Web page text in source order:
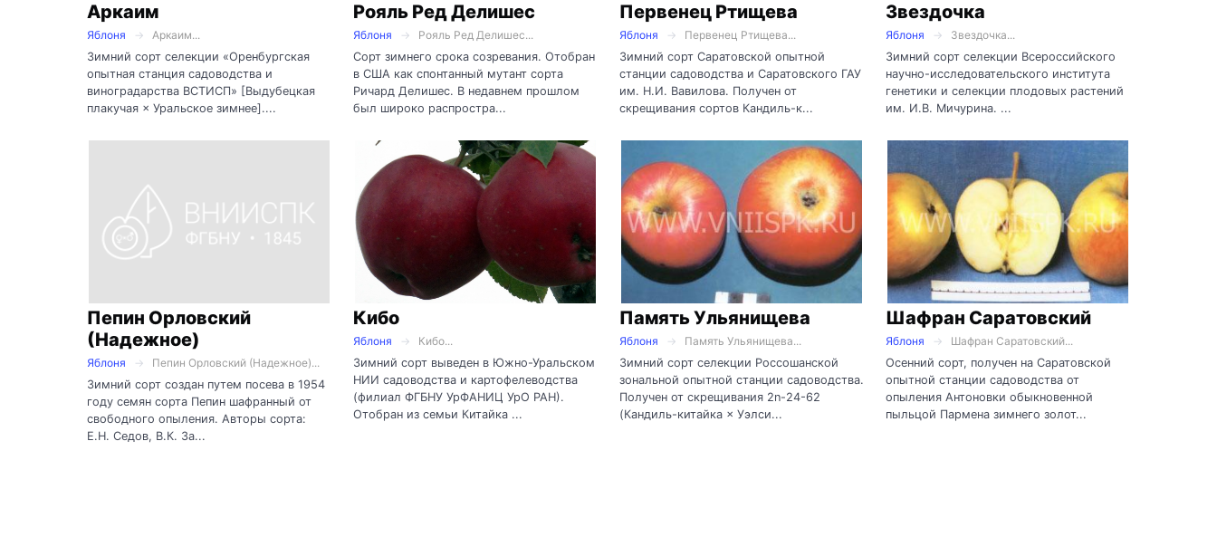
Аркаим
Яблоня
Аркаим...
Зимний сорт селекции «Оренбургская
опытная станция садоводства и
виноградарства ВСТИСП» [Выдубецкая
плакучая × Уральское зимнее]....
Рояль Ред Делишес
Яблоня
Рояль Ред Делишес...
Сорт зимнего срока созревания. Отобран
в США как спонтанный мутант сорта
Ричард Делишес. В недавнем прошлом
был широко распростра...
Первенец Ртищева
Яблоня
Первенец Ртищева...
Зимний сорт Саратовской опытной
станции садоводства и Саратовского ГАУ
им. Н.И. Вавилова. Получен от
скрещивания сортов Кандиль-к...
Звездочка
Яблоня
Звездочка...
Зимний сорт селекции Всероссийского
научно-исследовательского института
генетики и селекции плодовых растений
им. И.В. Мичурина. ...
Пепин Орловский
(Надежное)
Яблоня
Пепин Орловский (Надежное)...
Зимний сорт создан путем посева в 1954
году семян сорта Пепин шафранный от
свободного опыления. Авторы сорта:
Е.Н. Седов, В.К. За...
Кибо
Яблоня
Кибо...
Зимний сорт выведен в Южно-Уральском
НИИ садоводства и картофелеводства
(филиал ФГБНУ УрФАНИЦ УрО РАН).
Отобран из семьи Китайка ...
Память Ульянищева
Яблоня
Память Ульянищева...
Зимний сорт селекции Россошанской
зональной опытной станции садоводства.
Получен от скрещивания 2n-24-62
(Кандиль-китайка × Уэлси...
Шафран Саратовский
Яблоня
Шафран Саратовский...
Осенний сорт, получен на Саратовской
опытной станции садоводства от
опыления Антоновки обыкновенной
пыльцой Пармена зимнего золот...